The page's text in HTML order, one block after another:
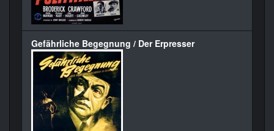
Gefährliche Begegnung / Der Erpresser